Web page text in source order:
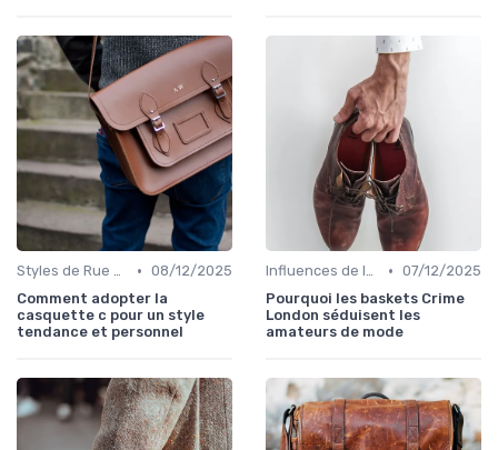
Styles de Rue et Looks du Moment • 08/12/2025
Comment adopter la
casquette c pour un style
tendance et personnel
Influences de la Mode Internationale • 07/12/2025
Pourquoi les baskets Crime
London séduisent les
amateurs de mode